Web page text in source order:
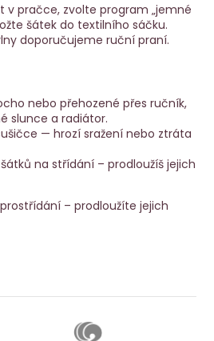
v pračce, zvolte program „jemné
šátek do textilního sáčku.
doporučujeme ruční praní.
nebo přehozené přes ručník,
slunce a radiátor.
— hrozí sražení nebo ztráta
na střídání – prodloužíš jejich
– prodloužíte jejich